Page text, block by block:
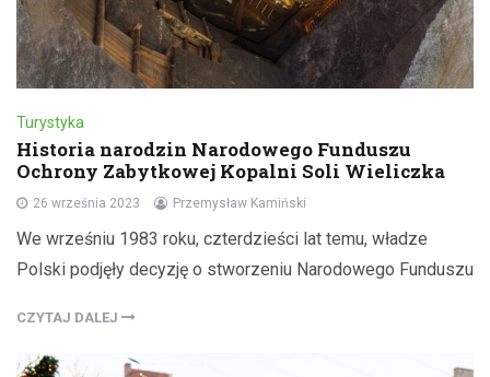
Turystyka
Historia narodzin Narodowego Funduszu
Ochrony Zabytkowej Kopalni Soli Wieliczka
26 września 2023 Przemysław Kamiński
We wrześniu 1983 roku, czterdzieści lat temu, władze
Polski podjęły decyzję o stworzeniu Narodowego Funduszu
CZYTAJ DALEJ